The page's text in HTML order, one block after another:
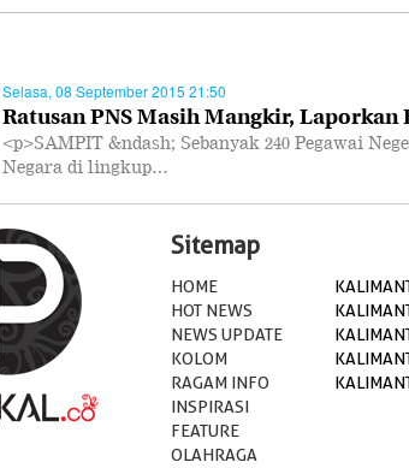
Selasa, 08 September 2015 21:50
Ratusan PNS Masih Mangkir, Laporkan
<p>SAMPIT &ndash; Sebanyak 240 Pegawai
Negara di lingkup…
Sitemap
HOME
HOT NEWS
NEWS UPDATE
KOLOM
RAGAM INFO
INSPIRASI
FEATURE
OLAHRAGA